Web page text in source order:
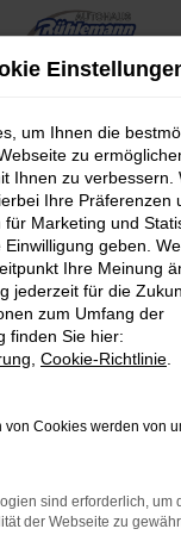
Fahrzeugmarkt
Error
Fehler
Tipps, die dir
Firewall und
um Ihnen die
zu
Ihnen zu verbessern.
Ihre Präferenzen
Marketing und
geben.
Ihre Meinung
jederzeit für die
zum Umfang der
finden Sie hier:
Cookie-Richtlinie
von Cookies werden von
sind erforderlich, um
der Webseite zu